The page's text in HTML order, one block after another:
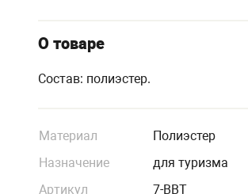
О товаре
Состав: полиэстер.
Материал
Полиэстер
Назначение
для туризма
Артикул
7-BBT